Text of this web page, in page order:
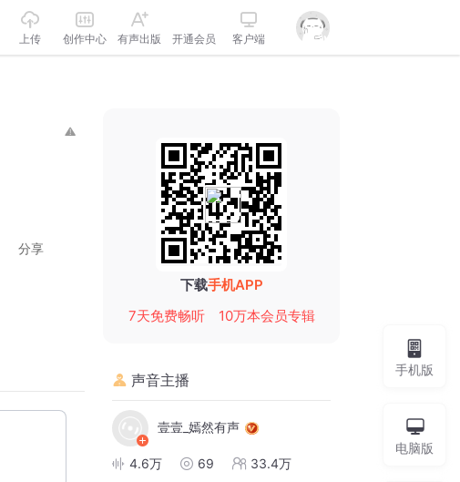
上传 创作中心 有声出版 开通会员 客户端
分享
下载手机APP
7天免费畅听
10万本会员专辑
声音主播
壹壹_嫣然有声
4.6万 69 33.4万
手机版
电脑版